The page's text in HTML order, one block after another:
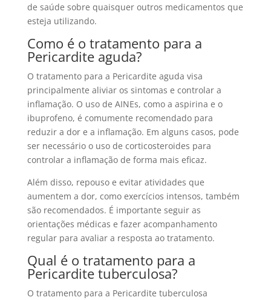
de saúde sobre quaisquer outros medicamentos que
esteja utilizando.
Como é o tratamento para a
Pericardite aguda?
O tratamento para a Pericardite aguda visa
principalmente aliviar os sintomas e controlar a
inflamação. O uso de AINEs, como a aspirina e o
ibuprofeno, é comumente recomendado para
reduzir a dor e a inflamação. Em alguns casos, pode
ser necessário o uso de corticosteroides para
controlar a inflamação de forma mais eficaz.
Além disso, repouso e evitar atividades que
aumentem a dor, como exercícios intensos, também
são recomendados. É importante seguir as
orientações médicas e fazer acompanhamento
regular para avaliar a resposta ao tratamento.
Qual é o tratamento para a
Pericardite tuberculosa?
O tratamento para a Pericardite tuberculosa